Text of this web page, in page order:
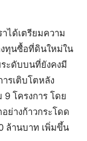
าได้เตรียมความ
ทุนซื้อที่ดินใหม่ใน
ะดับบนที่ยังคงมี
รเติบโตหลัง
9 โครงการ โดย
ย่างก้าวกระโดด
ล้านบาท เพิ่มขึ้น